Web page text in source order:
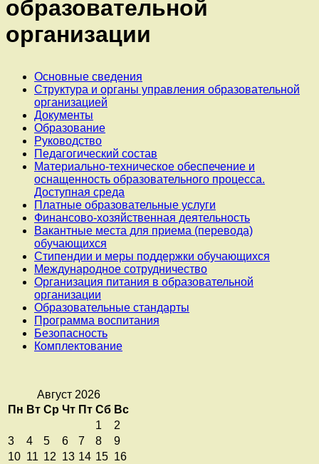
образовательной
организации
Основные сведения
Структура и органы управления образовательной
организацией
Документы
Образование
Руководство
Педагогический состав
Материально-техническое обеспечение и
оснащенность образовательного процесса.
Доступная среда
Платные образовательные услуги
Финансово-хозяйственная деятельность
Вакантные места для приема (перевода)
обучающихся
Стипендии и меры поддержки обучающихся
Международное сотрудничество
Организация питания в образовательной
организации
Образовательные стандарты
Программа воспитания
Безопасность
Комплектование
Август 2026
Пн Вт Ср Чт Пт Сб Вс
1
2
3
4 5 6 7 8
9
10 11 12 13 14 15 16